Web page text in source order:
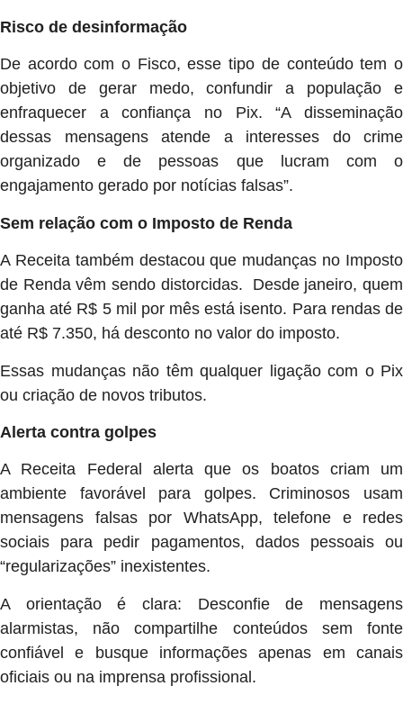
Risco de desinformação
De acordo com o Fisco, esse tipo de conteúdo tem o
objetivo de gerar medo, confundir a população e
enfraquecer a confiança no Pix. “A disseminação
dessas mensagens atende a interesses do crime
organizado e de pessoas que lucram com o
engajamento gerado por notícias falsas”.
Sem relação com o Imposto de Renda
A Receita também destacou que mudanças no Imposto
de Renda vêm sendo distorcidas. Desde janeiro, quem
ganha até R$ 5 mil por mês está isento. Para rendas de
até R$ 7.350, há desconto no valor do imposto.
Essas mudanças não têm qualquer ligação com o Pix
ou criação de novos tributos.
Alerta contra golpes
A Receita Federal alerta que os boatos criam um
ambiente favorável para golpes. Criminosos usam
mensagens falsas por WhatsApp, telefone e redes
sociais para pedir pagamentos, dados pessoais ou
“regularizações” inexistentes.
A orientação é clara: Desconfie de mensagens
alarmistas, não compartilhe conteúdos sem fonte
confiável e busque informações apenas em canais
oficiais ou na imprensa profissional.